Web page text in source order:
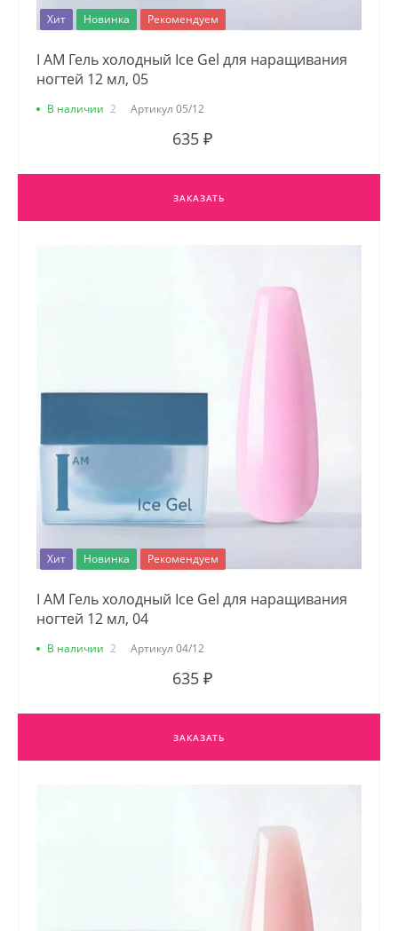
Хит Новинка Рекомендуем
I AM Гель холодный Ice Gel для наращивания
ногтей 12 мл, 05
В наличии 2 Артикул 05/12
635 ₽
ЗАКАЗАТЬ
Хит Новинка Рекомендуем
I AM Гель холодный Ice Gel для наращивания
ногтей 12 мл, 04
В наличии 2 Артикул 04/12
635 ₽
ЗАКАЗАТЬ